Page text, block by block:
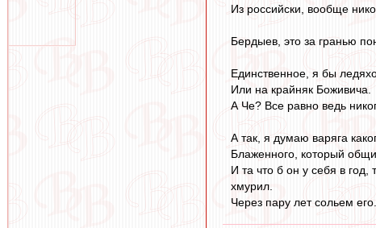
Из российски, вообще
Бердыев, это за гранью
Единственное, я бы
Или на крайняк Боживича.
А Че? Все равно ведь
А так, я думаю варяга
Блаженного, который
И та что б он у себя в
хмурил.
Через пару лет сольем его.